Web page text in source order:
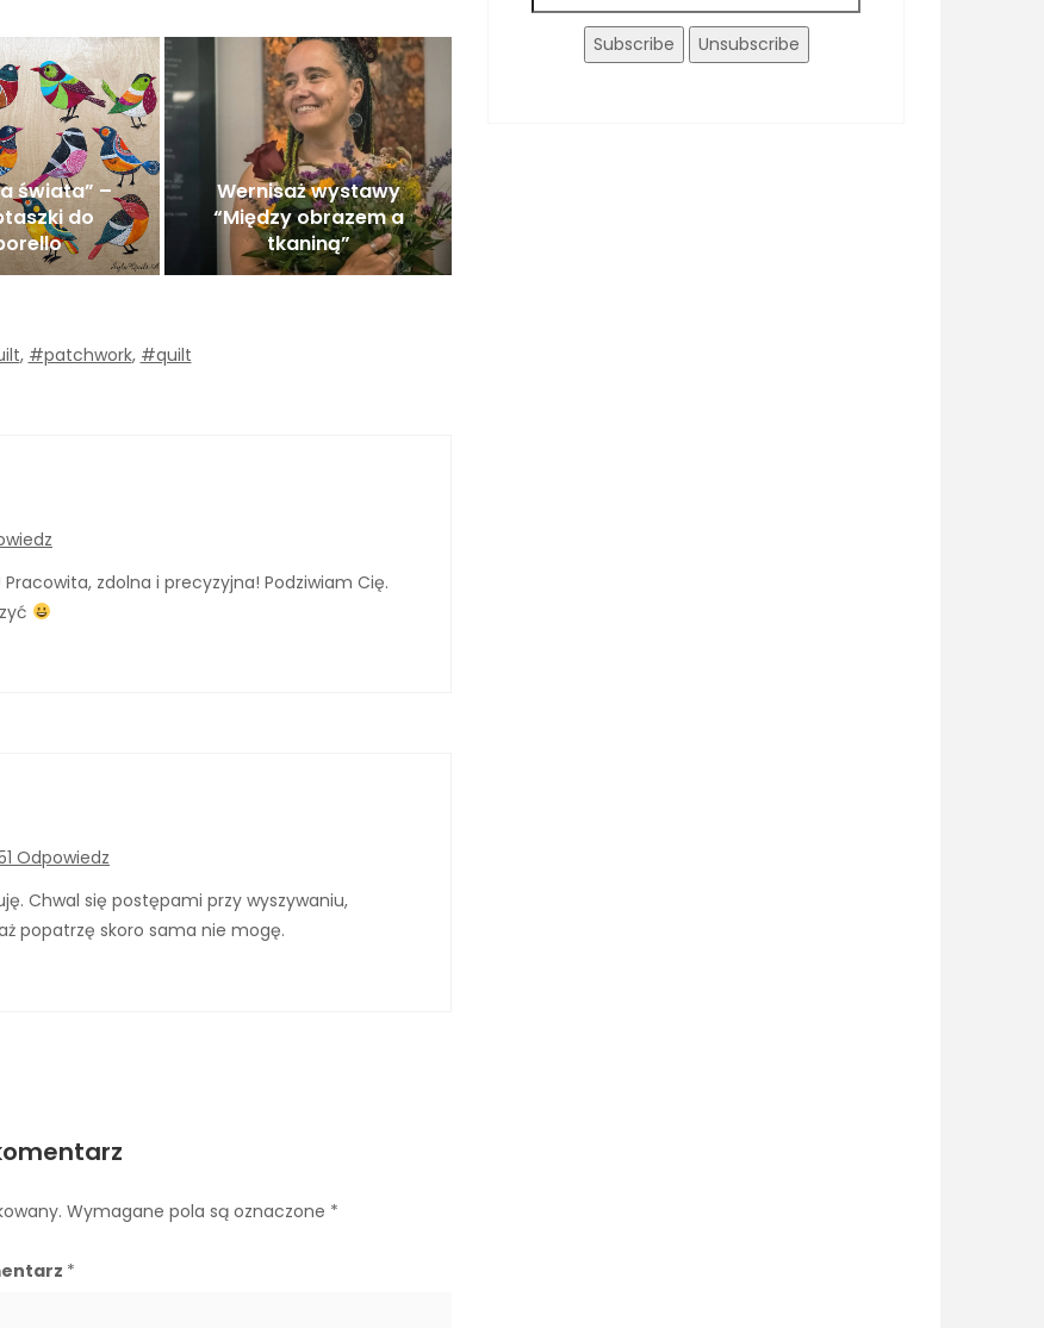
świata” –
do
Wernisaż wystawy
“Między obrazem a
tkaniną”
, #patchwork, #quilt
zdolna i precyzyjna! Podziwiam Cię.
Odpowiedz
Chwal się postępami przy wyszywaniu,
popatrzę skoro sama nie mogę.
Wymagane pola są oznaczone *
*